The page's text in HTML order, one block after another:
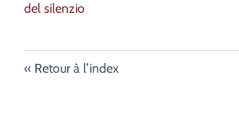
del silenzio
Retour à l’index